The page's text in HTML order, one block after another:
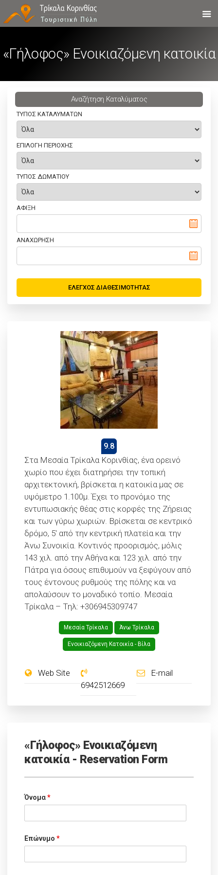
«Γήλοφος» Ενοικιαζόμενη κατοικία
Aναζήτηση Καταλύματος
ΤΥΠΟΣ ΚΑΤΑΛΥΜΑΤΩΝ
ΕΠΙΛΟΓΗ ΠΕΡΙΟΧΗΣ
ΤΥΠΟΣ ΔΩΜΑΤΙΟΥ
ΑΦΙΞΗ
ΑΝΑΧΩΡΗΣΗ
9.8
Στα Μεσαία Τρίκαλα Κορινθίας, ένα ορεινό
χωρίο που έχει διατηρήσει την τοπική
αρχιτεκτονική, βρίσκεται η κατοικία μας σε
υψόμετρο 1.100μ. Έχει το προνόμιο της
εντυπωσιακής θέας στις κορφές της Ζήρειας
και των γύρω χωριών. Βρίσκεται σε κεντρικό
δρόμο, 5′ από την κεντρική πλατεία και την
Άνω Συνοικία. Κοντινός προορισμός, μόλις
143 χιλ. από την Αθήνα και 123 χιλ. από την
Πάτρα για όσους επιθυμούν να ξεφύγουν από
τους έντονους ρυθμούς της πόλης και να
απολαύσουν το μοναδικό τοπίο. Μεσαία
Τρίκαλα – Τηλ: +306945309747
Μεσαία Τρίκαλα Άνω Τρίκαλα
Ενοικιαζόμενη Κατοικία - Bίλα
Web Site
6942512669
E-mail
«Γήλοφος» Ενοικιαζόμενη
κατοικία - Reservation Form
Όνομα*
Επώνυμο *